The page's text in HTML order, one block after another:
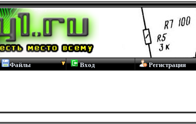
Файлы Вход Регистрация